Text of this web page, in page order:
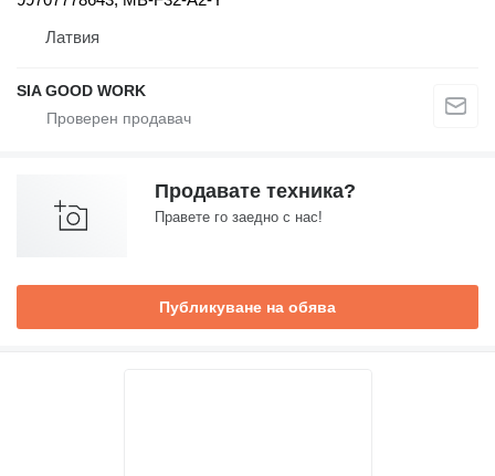
Латвия
SIA GOOD WORK
Продавате техника?
Правете го заедно с нас!
Публикуване на обява